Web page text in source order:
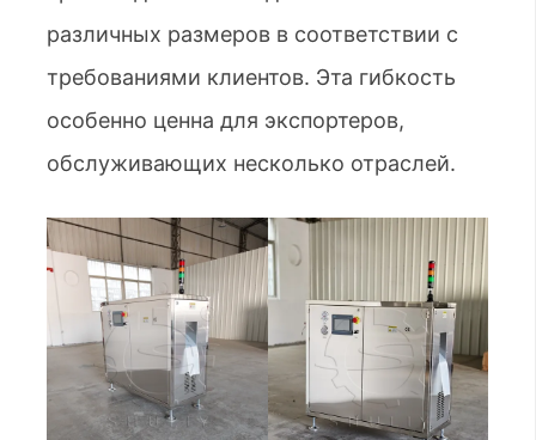
различных размеров в соответствии с
требованиями клиентов. Эта гибкость
особенно ценна для экспортеров,
обслуживающих несколько отраслей.